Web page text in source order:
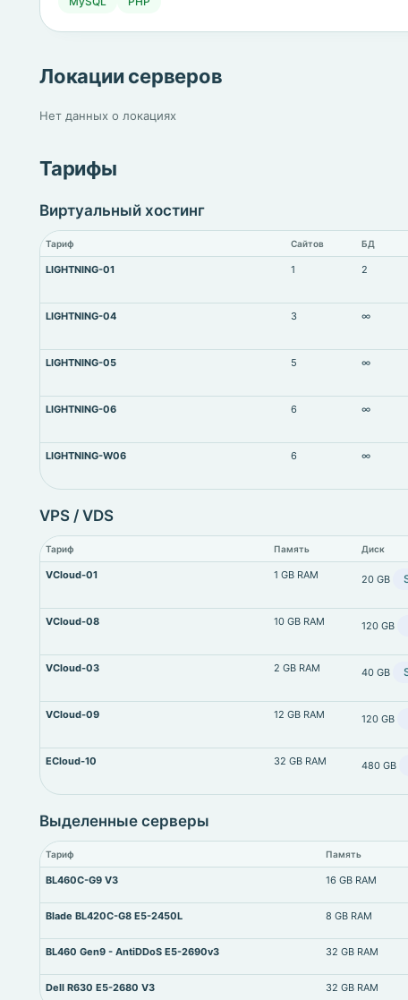
Локации серверов
Нет данных о локациях
Тарифы
Виртуальный хостинг
Тариф Сайтов БД
LIGHTNING-01 1 2
LIGHTNING-04 3 ∞
LIGHTNING-05 5 ∞
LIGHTNING-06 6 ∞
LIGHTNING-W06 6 ∞
VPS / VDS
Тариф Память Диск
VCloud-01 1 GB RAM 20 GB
VCloud-08 10 GB RAM 120 GB
VCloud-03 2 GB RAM 40 GB
VCloud-09 12 GB RAM 120 GB
ECloud-10 32 GB RAM 480 GB
Выделенные серверы
Тариф Память
BL460C-G9 V3 16 GB RAM
Blade BL420C-G8 E5-2450L 8 GB RAM
BL460 Gen9 - AntiDDoS E5-2690v3 32 GB RAM
Dell R630 E5-2680 V3 32 GB RAM